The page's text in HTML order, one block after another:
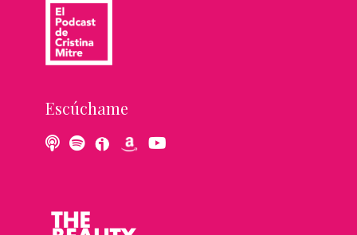
Escúchame